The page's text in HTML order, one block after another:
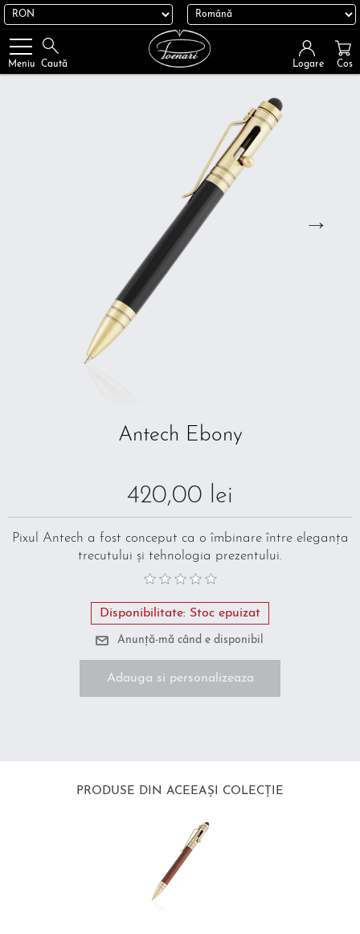
Meniu Caută Logare Cos
Antech Ebony
420,00 lei
Pixul Antech a fost conceput ca o îmbinare între eleganța
trecutului și tehnologia prezentului.
Disponibilitate: Stoc epuizat
Adauga si personalizeaza
PRODUSE DIN ACEEAȘI COLECȚIE